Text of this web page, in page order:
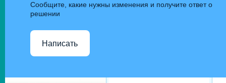
Сообщите, какие нужны изменения и получите ответ о
решении
Написать